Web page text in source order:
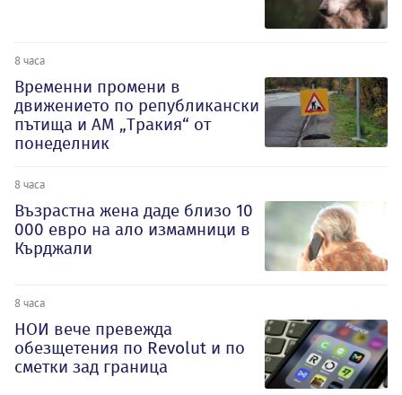
8 часа
Временни промени в
движението по републикански
пътища и АМ „Тракия“ от
понеделник
8 часа
Възрастна жена даде близо 10
000 евро на ало измамници в
Кърджали
8 часа
НОИ вече превежда
обезщетения по Revolut и по
сметки зад граница